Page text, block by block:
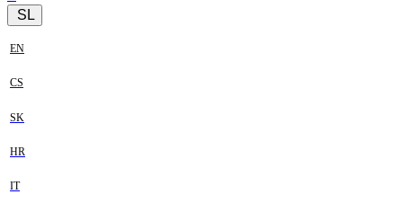
SL
EN
CS
SK
HR
IT